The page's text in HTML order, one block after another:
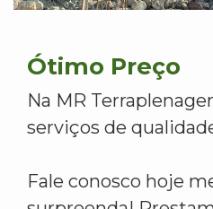
Ótimo Preço
Na MR
serviços de
Fale conosco hoje